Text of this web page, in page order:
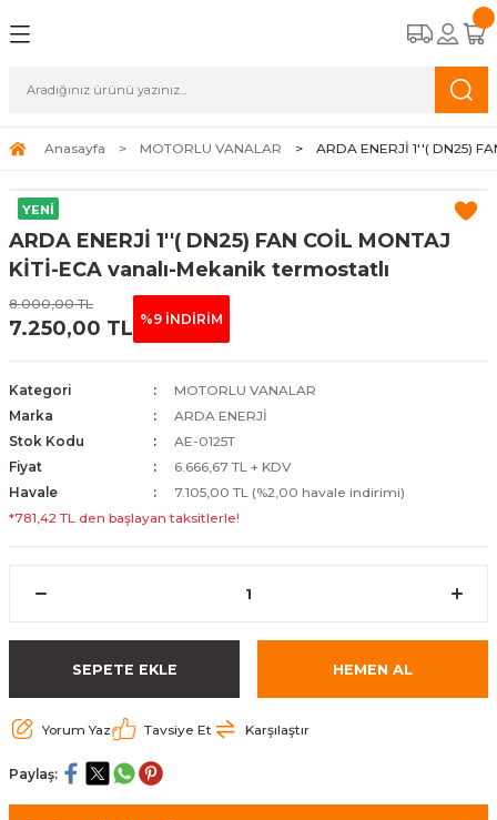
KASET TİPİ FAN COİLLER
FAN COİLLER
FAN COİLLER
COİLLER
KAZANLAR
APAREYLERİ
APAREYLERİ
APAREYLERİ
Anasayfa MOTORLU VANALAR ARDA ENERJİ 1''( DN25)
YENİ
ARDA ENERJİ 1''( DN25) FAN COİL MONTAJ
KİTİ-ECA vanalı-Mekanik termostatlı
8.000,00 TL
7.250,00 TL %9 İNDİRİM
Kategori
MOTORLU VANALAR
Marka
ARDA ENERJİ
Stok Kodu
AE-0125T
Fiyat
6.666,67 TL + KDV
Havale
7.105,00 TL (%2,00 havale indirimi)
*781,42 TL den başlayan taksitlerle!
SEPETE EKLE HEMEN AL
Yorum Yaz Tavsiye Et Karşılaştır
Paylaş: